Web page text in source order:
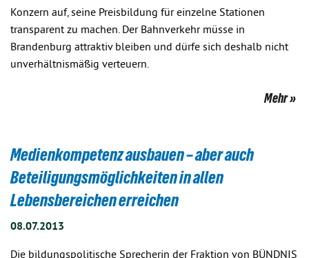
Konzern auf, seine Preisbildung für einzelne Stationen
transparent zu machen. Der Bahnverkehr müsse in
Brandenburg attraktiv bleiben und dürfe sich deshalb nicht
unverhältnismäßig verteuern.
Mehr
Medienkompetenz ausbauen – aber auch
Beteiligungsmöglichkeiten in allen
Lebensbereichen erreichen
08.07.2013
Die bildungspolitische Sprecherin der Fraktion von BÜNDNIS